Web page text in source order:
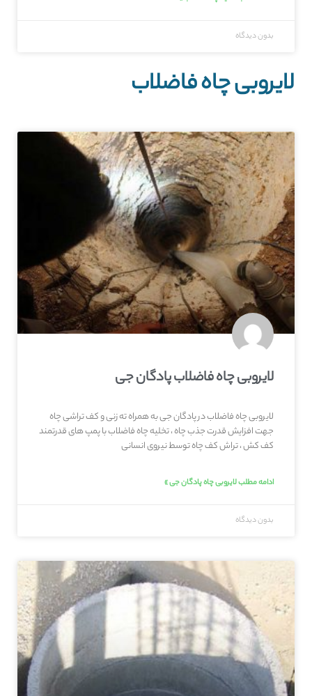
بدون دیدگاه
لایروبی چاه فاضلاب
لایروبی چاه فاضلاب پادگان جی
لایروبی چاه فاضلاب در پادگان جی به همراه ته زنی و کف تراشی چاه
جهت افزایش قدرت جذب چاه ، تخلیه چاه فاضلاب با پمپ های قدرتمند
کف کش ، تراش کف چاه توسط نیروی انسانی
ادامه مطلب لایروبی چاه پادگان جی »
بدون دیدگاه